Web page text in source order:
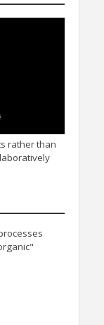
rather than